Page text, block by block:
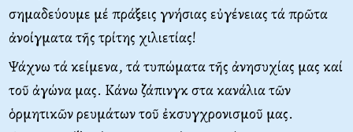
σημαδεύουμε μέ πράξεις γνήσιας εὐγένειας τά πρῶτα
ἀνοίγματα τῆς τρίτης χιλιετίας!
Ψάχνω τά κείμενα, τά τυπώματα τῆς ἀνησυχίας μας καί
τοῦ ἀγώνα μας. Κάνω ζάπινγκ στα κανάλια τῶν
ὁρμητικῶν ρευμάτων τοῦ ἐκσυγχρονισμοῦ μας.